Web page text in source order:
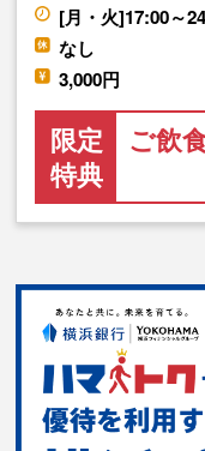
[月・火]17:00～
なし
3,000円
限定
特典
ご飲